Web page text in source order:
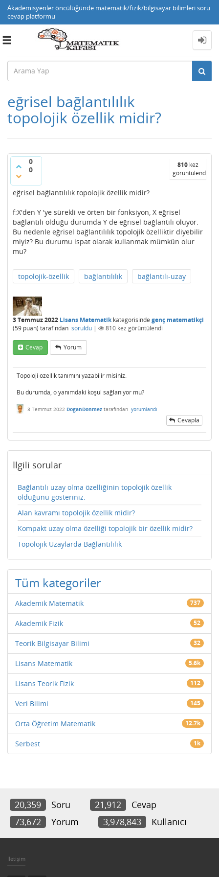
Akademisyenler öncülüğünde matematik/fizik/bilgisayar bilimleri soru
cevap platformu
Toggle
eğrisel bağlantılılık
topolojik özellik midir?
0
0
810 kez
görüntülendi
eğrisel bağlantılılık topolojik özellik midir?
f:X'den Y 'ye sürekli ve örten bir fonksiyon, X eğrisel
bağlantılı olduğu durumda Y de eğrisel bağlantılı oluyor.
Bu nedenle eğrisel bağlantılılık topolojik özelliktir diyebilir
miyiz? Bu durumu ispat olarak kullanmak mümkün olur
mu?
topolojik-özellik bağlantılılık bağlantılı-uzay
3 Temmuz 2022 Lisans Matematikkategorisinde genç matematikçi
(59 puan) tarafından soruldu | 810 kez görüntülendi
Cevap Yorum
Topoloji ozellik tanımını yazabilir misiniz.
Bu durumda, o yanımdaki koşul sağlanıyor mu?
3 Temmuz 2022 DoganDonmez tarafından yorumlandı
Cevapla
İlgili sorular
Bağlantılı uzay olma özelliğinin topolojik özellik
olduğunu gösteriniz.
Alan kavramı topolojik özellik midir?
Kompakt uzay olma özelliği topolojik bir özellik midir?
Topolojik Uzaylarda Bağlantılılık
Tüm kategoriler
Akademik Matematik 737
Akademik Fizik 52
Teorik Bilgisayar Bilimi 32
Lisans Matematik 5.6k
Lisans Teorik Fizik 112
Veri Bilimi 145
Orta Öğretim Matematik 12.7k
Serbest 1k
20,359 Soru 21,912
Cevap
73,672
Yorum 3,978,843 Kullanıcı
İletişim